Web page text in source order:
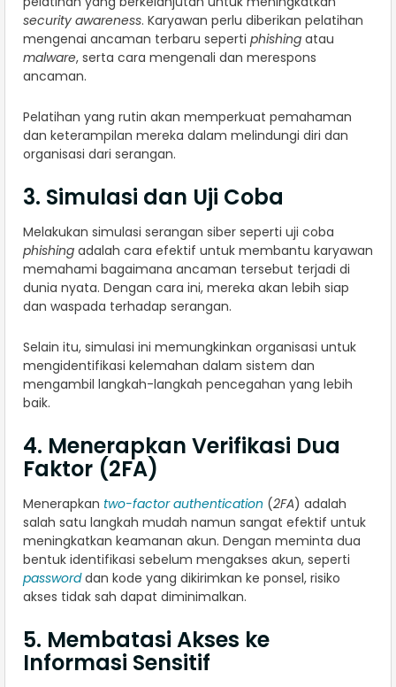
security awareness. Karyawan perlu diberikan pelatihan
mengenai ancaman terbaru seperti phishing atau
malware, serta cara mengenali dan merespons
ancaman.
Pelatihan yang rutin akan memperkuat pemahaman
dan keterampilan mereka dalam melindungi diri dan
organisasi dari serangan.
3. Simulasi dan Uji Coba
Melakukan simulasi serangan siber seperti uji coba
phishing adalah cara efektif untuk membantu karyawan
memahami bagaimana ancaman tersebut terjadi di
dunia nyata. Dengan cara ini, mereka akan lebih siap
dan waspada terhadap serangan.
Selain itu, simulasi ini memungkinkan organisasi untuk
mengidentifikasi kelemahan dalam sistem dan
mengambil langkah-langkah pencegahan yang lebih
baik.
4. Menerapkan Verifikasi Dua
Faktor (2FA)
Menerapkan two-factor authentication (2FA) adalah
salah satu langkah mudah namun sangat efektif untuk
meningkatkan keamanan akun. Dengan meminta dua
bentuk identifikasi sebelum mengakses akun, seperti
passworddan kode yang dikirimkan ke ponsel, risiko
akses tidak sah dapat diminimalkan.
5. Membatasi Akses ke
Informasi Sensitif